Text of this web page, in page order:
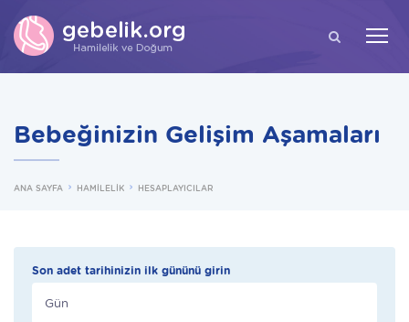
ARA
Bebeğinizin Gelişim Aşamaları
ANA SAYFA HAMİLELİK HESAPLAYICILAR
Son adet tarihinizin ilk gününü girin